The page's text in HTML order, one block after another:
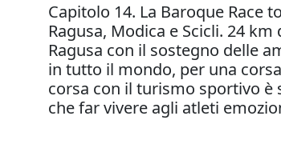
Capitolo 14. La Baroque Race
Ragusa, Modica e Scicli. 24
Ragusa con il sostegno delle
in tutto il mondo, per una
corsa con il turismo sportivo è
che far vivere agli atleti